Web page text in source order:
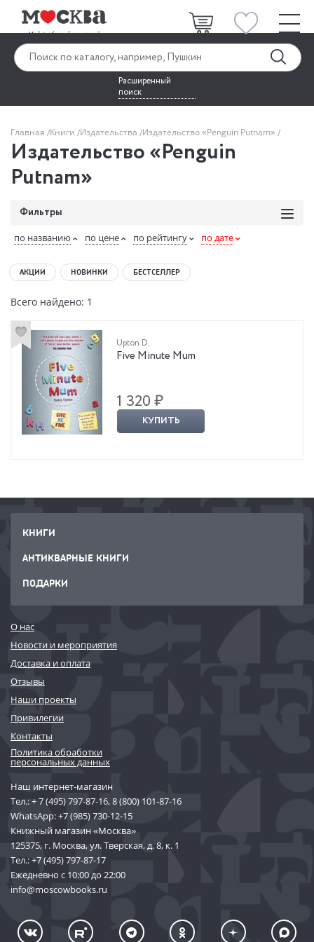
Расширенный
поиск
Главная Книги Издательства Издательство «Penguin Putnam»
Издательство «Penguin
Putnam»
Фильтры
по названию по цене по рейтингу по дате
АКЦИИ НОВИНКИ БЕСТСЕЛЛЕР
Всего найдено: 1
Upton D.
Five Minute Mum
1 320 ₽
КУПИТЬ
КНИГИ
АНТИКВАРНЫЕ КНИГИ
ПОДАРКИ
О нас
Новости и мероприятия
Доставка и оплата
Отзывы
Наши проекты
Привилегии
Контакты
Политика обработки
персональных данных
Наш интернет-магазин
Тел.:+ 7 (495) 797-87-16,8 (800) 101-87-16
WhatsApp:+7 (985) 730-12-15
Книжный магазин «Москва»
125375, г. Москва, ул. Тверская, д. 8, к. 1
Тел.:+7 (495) 797-87-17
Ежедневно с 10:00 до 22:00
info@moscowbooks.ru